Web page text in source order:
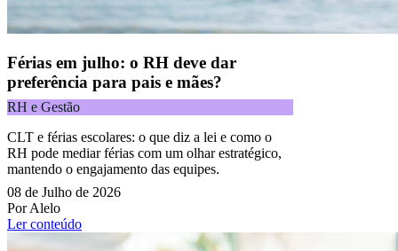
Férias em julho: o RH deve dar
preferência para pais e mães?
RH e Gestão
CLT e férias escolares: o que diz a lei e como o
RH pode mediar férias com um olhar estratégico,
mantendo o engajamento das equipes.
08 de Julho de 2026
Por Alelo
Ler conteúdo